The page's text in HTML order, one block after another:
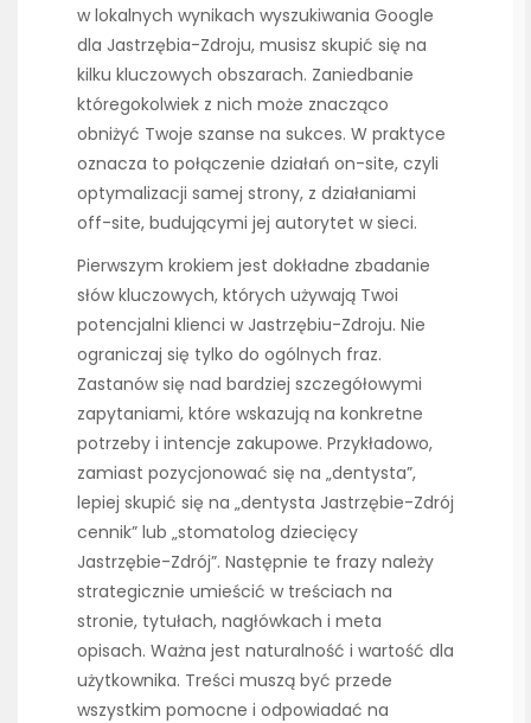
w lokalnych wynikach wyszukiwania Google
dla Jastrzębia-Zdroju, musisz skupić się na
kilku kluczowych obszarach. Zaniedbanie
któregokolwiek z nich może znacząco
obniżyć Twoje szanse na sukces. W praktyce
oznacza to połączenie działań on-site, czyli
optymalizacji samej strony, z działaniami
off-site, budującymi jej autorytet w sieci.
Pierwszym krokiem jest dokładne zbadanie
słów kluczowych, których używają Twoi
potencjalni klienci w Jastrzębiu-Zdroju. Nie
ograniczaj się tylko do ogólnych fraz.
Zastanów się nad bardziej szczegółowymi
zapytaniami, które wskazują na konkretne
potrzeby i intencje zakupowe. Przykładowo,
zamiast pozycjonować się na „dentysta”,
lepiej skupić się na „dentysta Jastrzębie-Zdrój
cennik” lub „stomatolog dziecięcy
Jastrzębie-Zdrój”. Następnie te frazy należy
strategicznie umieścić w treściach na
stronie, tytułach, nagłówkach i meta
opisach. Ważna jest naturalność i wartość dla
użytkownika. Treści muszą być przede
wszystkim pomocne i odpowiadać na